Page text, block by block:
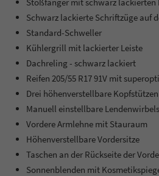
Schwarz lackierte Schriftzüge auf
Standard-Schweller
Kühlergrill mit lackierter Leiste
Dachreling - schwarz lackiert
Reifen 205/55 R17 91V mit
Drei höhenverstellbare
Manuell einstellbare
Vordere Armlehne mit Stauraum
Höhenverstellbare Vordersitze
Taschen an der Rückseite der
Sonnenblenden mit